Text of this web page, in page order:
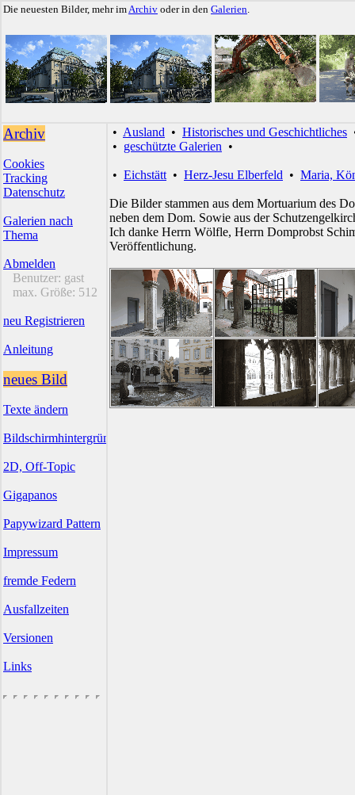
Die neuesten Bilder, mehr imArchiv oder in den Galerien.
Archiv
Cookies
Tracking
Datenschutz
Galerien nach
Thema
Abmelden
Benutzer: gast
max. Größe: 512
neu Registrieren
Anleitung
neues Bild
Texte ändern
Bildschirmhintergründe
2D, Off-Topic
Gigapanos
Papywizard Pattern
Impressum
fremde Federn
Ausfallzeiten
Versionen
Links
• Ausland • Historisches und Geschichtliches
• geschützte Galerien •
• Eichstätt • Herz-Jesu Elberfeld • Maria,
Die Bilder stammen aus dem Mortuarium des
neben dem Dom. Sowie aus der
Ich danke Herrn Wölfle, Herrn Domprobst
Veröffentlichung.